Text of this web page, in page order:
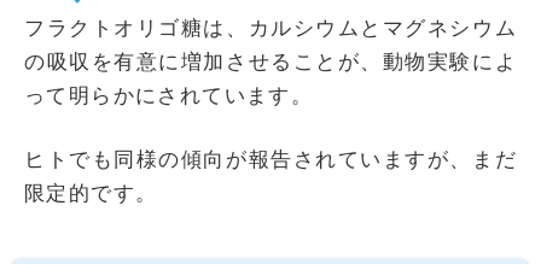
フラクトオリゴ糖は、カルシウムとマグネシウム
の吸収を有意に増加させることが、動物実験によ
って明らかにされています。
ヒトでも同様の傾向が報告されていますが、まだ
限定的です。